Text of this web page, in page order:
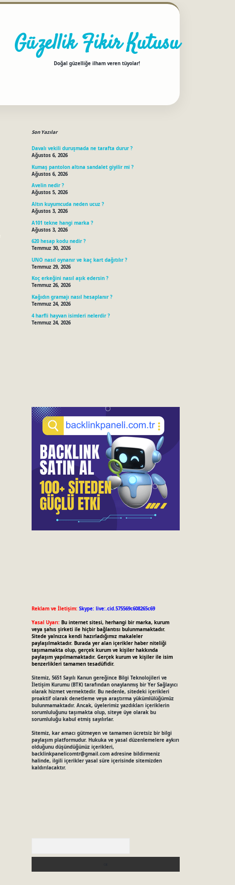
Güzellik Fikir Kutusu
Doğal güzelliğe ilham veren tüyolar!
Son Yazılar
Davalı vekili duruşmada ne tarafta durur ?
Ağustos 6, 2026
Kumaş pantolon altına sandalet giyilir mi ?
Ağustos 6, 2026
Avelin nedir ?
Ağustos 5, 2026
Altın kuyumcuda neden ucuz ?
Ağustos 3, 2026
A101 tekne hangi marka ?
Ağustos 3, 2026
620 hesap kodu nedir ?
Temmuz 30, 2026
UNO nasıl oynanır ve kaç kart dağıtılır ?
Temmuz 29, 2026
Koç erkeğini nasıl aşık edersin ?
Temmuz 26, 2026
Kağıdın gramajı nasıl hesaplanır ?
Temmuz 24, 2026
4 harfli hayvan isimleri nelerdir ?
Temmuz 24, 2026
Reklam ve İletişim: Skype: live:.cid.575569c608265c69
Yasal Uyarı: Bu internet sitesi, herhangi bir marka, kurum
veya şahıs şirketi ile hiçbir bağlantısı bulunmamaktadır.
Sitede yalnızca kendi hazırladığımız makaleler
paylaşılmaktadır. Burada yer alan içerikler haber niteliği
taşımamakta olup, gerçek kurum ve kişiler hakkında
paylaşım yapılmamaktadır. Gerçek kurum ve kişiler ile isim
benzerlikleri tamamen tesadüfidir.
Sitemiz, 5651 Sayılı Kanun gereğince Bilgi Teknolojileri ve
İletişim Kurumu (BTK) tarafından onaylanmış bir Yer Sağlayıcı
olarak hizmet vermektedir. Bu nedenle, sitedeki içerikleri
proaktif olarak denetleme veya araştırma yükümlülüğümüz
bulunmamaktadır. Ancak, üyelerimiz yazdıkları içeriklerin
sorumluluğunu taşımakta olup, siteye üye olarak bu
sorumluluğu kabul etmiş sayılırlar.
Sitemiz, kar amacı gütmeyen ve tamamen ücretsiz bir bilgi
paylaşım platformudur. Hukuka ve yasal düzenlemelere aykırı
olduğunu düşündüğünüz içerikleri,
backlinkpanelicomtr@gmail.comadresine bildirmeniz
halinde, ilgili içerikler yasal süre içerisinde sitemizden
kaldırılacaktır.